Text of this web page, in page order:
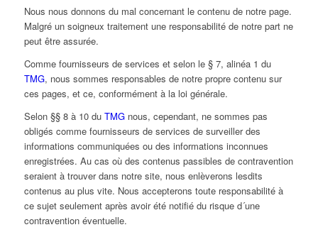
Nous nous donnons du mal concernant le contenu de notre page.
Malgré un soigneux traitement une responsabilité de notre part ne
peut être assurée.
Comme fournisseurs de services et selon le § 7, alinéa 1 du
TMG, nous sommes responsables de notre propre contenu sur
ces pages, et ce, conformément à la loi générale.
Selon §§ 8 à 10 du TMGnous, cependant, ne sommes pas
obligés comme fournisseurs de services de surveiller des
informations communiquées ou des informations inconnues
enregistrées. Au cas où des contenus passibles de contravention
seraient à trouver dans notre site, nous enlèverons lesdits
contenus au plus vite. Nous accepterons toute responsabilité à
ce sujet seulement après avoir été notifié du risque d´une
contravention éventuelle.